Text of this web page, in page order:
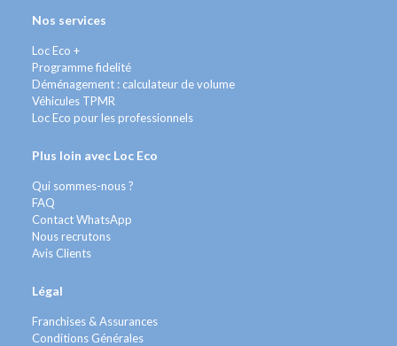
Nos services
Loc Eco +
Programme fidelité
Déménagement : calculateur de volume
Véhicules TPMR
Loc Eco pour les professionnels
Plus loin avec Loc Eco
Qui sommes-nous ?
FAQ
Contact WhatsApp
Nous recrutons
Avis Clients
Légal
Franchises & Assurances
Conditions Générales